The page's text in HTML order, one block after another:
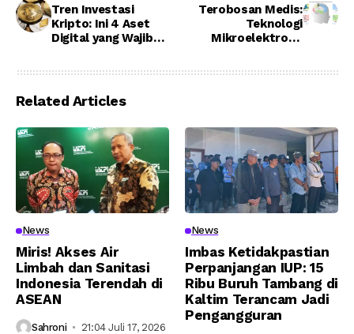
Tren Investasi
Kripto: Ini 4 Aset
Digital yang Wajib
Terobosan Medis:
Teknologi
Mikroelektrode
Related Articles
News
Miris! Akses Air
Limbah dan Sanitasi
Indonesia Terendah di
ASEAN
Sahroni 21:04 Juli 17, 2026
News
Imbas Ketidakpastian
Perpanjangan IUP: 15
Ribu Buruh Tambang di
Kaltim Terancam Jadi
Pengangguran